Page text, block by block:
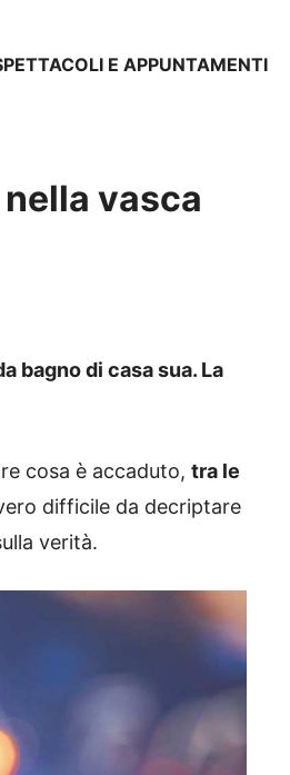
E APPUNTAMENTI
vasca
bagno di casa sua. La
cosa è accaduto, tra le
difficile da decriptare
verità.